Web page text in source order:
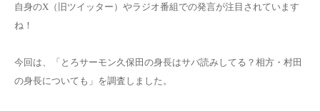
自身のX（旧ツイッター）やラジオ番組での発言が注目されています
ね！
今回は、「とろサーモン久保田の身長はサバ読みしてる？相方・村田
の身長についても」を調査しました。